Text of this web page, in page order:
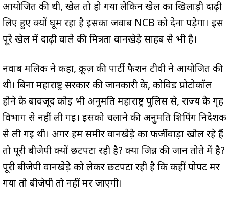
आयोजित की थी, खेल तो हो गया लेकिन खेल का खिलाड़ी दाढ़ी
लिए हुए क्यों घूम रहा है इसका जवाब NCB को देना पड़ेगा। इस
पूरे खेल में दाढ़ी वाले की मित्रता वानखेड़े साहब से भी है।
नवाब मलिक ने कहा, क्रूज़ की पार्टी फैशन टीवी ने आयोजित की
थी। बिना महाराष्ट्र सरकार की जानकारी के, कोविड प्रोटोकॉल
होने के बावजूद कोई भी अनुमति महाराष्ट्र पुलिस से, राज्य के गृह
विभाग से नहीं ली गई। इसको चलाने की अनुमति शिपिंग निदेशक
से ली गई थी। अगर हम समीर वानखेड़े का फर्जीवाड़ा खोल रहे हैं
तो पूरी बीजेपी क्यों छटपटा रही है? क्या जिन्न की जान तोते में है?
पूरी बीजेपी वानखेड़े को लेकर छटपटा रही है कि कहीं पोपट मर
गया तो बीजेपी तो नहीं मर जाएगी।